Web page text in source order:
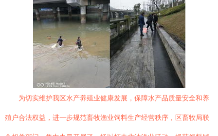
为切实维护我区水产养殖业健康发展，保障水产品质量安全和养
殖户合法权益，进一步规范畜牧渔业饲料生产经营秩序，区畜牧局联